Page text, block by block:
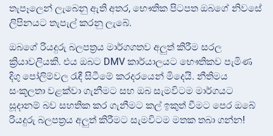
තැපෑලෙන් ලැබෙනු ඇති අතර, භෞතික පිටපත ඔබගේ නිවසේ
ලිපිනයට තැපැල් කරනු ලැබේ.
ඔබගේ රියදුරු බලපත්‍රය මාර්ගගතව අලුත් කිරීම සරල
ක්‍රියාවලියකි. එය ඔබට DMV කාර්යාලයට භෞතිකව පැමිණ
දිගු පෝලිම්වල රැඳී සිටීමේ කරදරයෙන් මිදෙයි. නීතිමය
සංකූලතා වළක්වා ගැනීමට සහ ඔබ සැමවිටම මාර්ගයට
සූදානම් බව සහතික කර ගැනීමට කල් ඉකුත් වීමට පෙර ඔබේ
රියදුරු බලපත්‍රය අලුත් කිරීමට සැමවිටම මතක තබා ගන්න!